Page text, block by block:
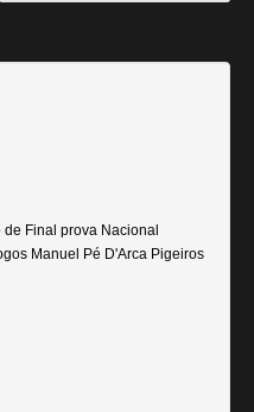
Final prova Nacional
Manuel Pé D'Arca Pigeiros